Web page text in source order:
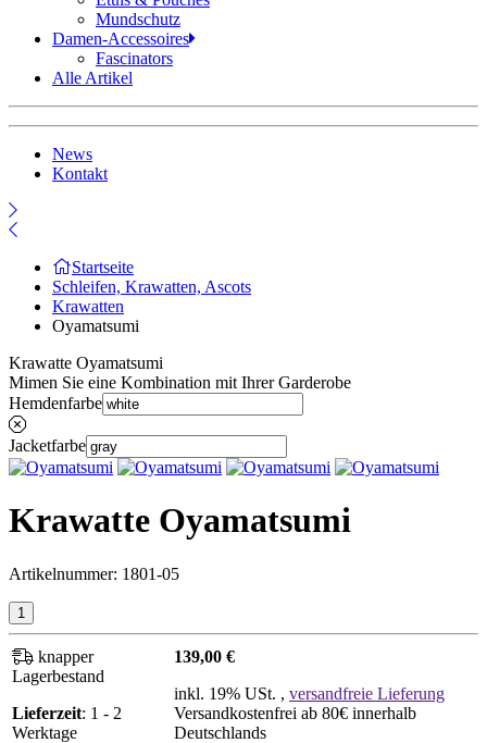
Mundschutz
Damen-Accessoires
Fascinators
Alle Artikel
News
Kontakt
Startseite
Schleifen, Krawatten, Ascots
Krawatten
Oyamatsumi
Krawatte Oyamatsumi
Mimen Sie eine Kombination mit Ihrer Garderobe
Hemdenfarbe
Jacketfarbe
Krawatte Oyamatsumi
Artikelnummer: 1801-05
knapper
Lagerbestand
Lieferzeit: 1 - 2
Werktage
139,00 €
inkl. 19% USt. , versandfreie Lieferung
Versandkostenfrei ab 80€ innerhalb
Deutschlands